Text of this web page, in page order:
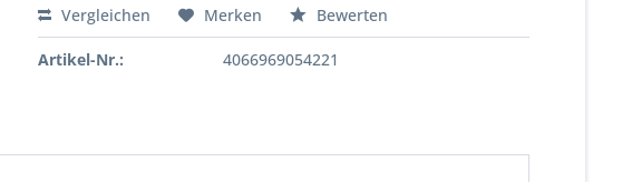
Vergleichen Merken Bewerten
Artikel-Nr.: 4066969054221